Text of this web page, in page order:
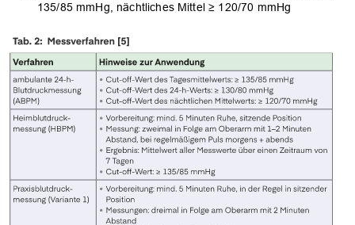
135/85 mmHg, nächtliches Mittel ≥ 120/70 mmHg